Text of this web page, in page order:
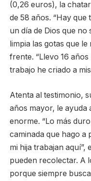
(0,26 euros), la
de 58 años. “Hay que
un día de Dios que no
limpia las gotas que
frente. “Llevo 16
trabajo he criado a
Atenta al testimonio,
años mayor, le ayuda
enorme. “Lo más
caminada que hago a
mi hija trabajan aquí”,
pueden recolectar. A
porque siempre